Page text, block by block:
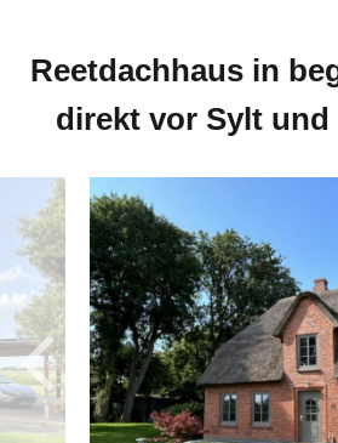
Reetdachhaus in
direkt vor Sylt und